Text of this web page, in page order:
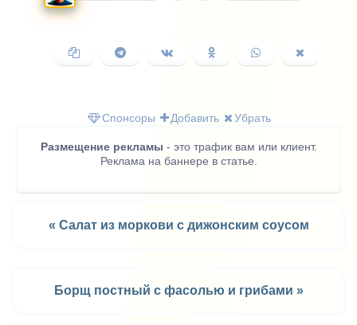
Копировать
ссылку
Поделиться
в
Поделиться
ВКонтакте
Поделиться
в
Поделиться
в
в
Спонсоры
Добавить Убрать
Размещение рекламы - это трафик вам или клиент.
Реклама на баннере в статье.
« Салат из моркови с дижонским соусом
Борщ постный с фасолью и грибами »